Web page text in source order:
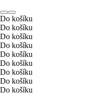
Do košíku
Do košíku
Do košíku
Do košíku
Do košíku
Do košíku
Do košíku
Do košíku
Do košíku